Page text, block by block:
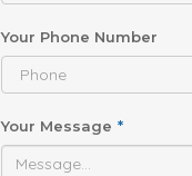
Your Phone Number
Your Message *